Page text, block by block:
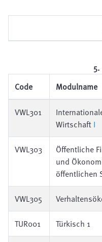
Code
Modulname
VWL301
Wirtschaft I
VWL303
Öffentliche
und
öffentlichen
VWL305
TUR001 Türkisch 1